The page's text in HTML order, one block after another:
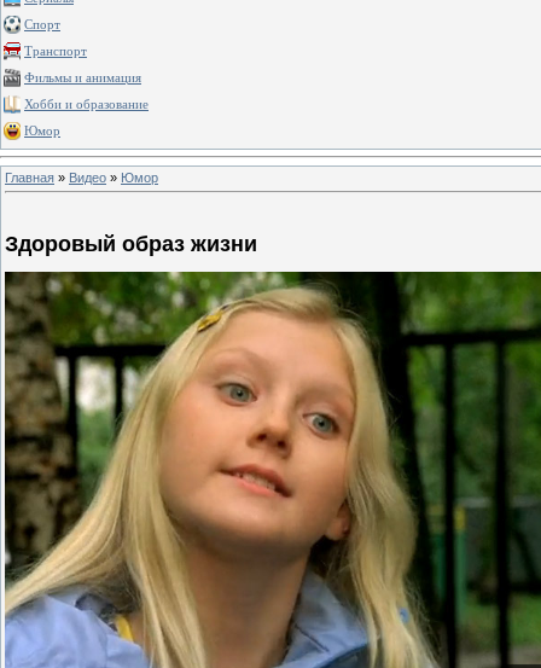
Спорт
Транспорт
Фильмы и анимация
Хобби и образование
Юмор
Главная » Видео » Юмор
Здоровый образ жизни